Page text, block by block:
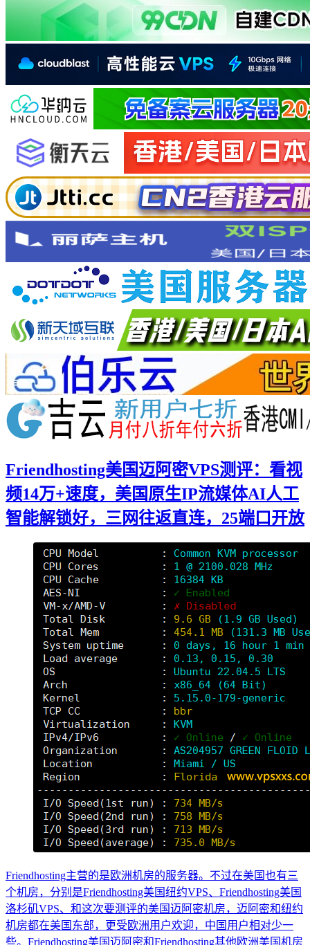
Friendhosting美国迈阿密VPS测评：看视
频14万+速度，美国原生IP流媒体AI人工
智能解锁好，三网往返直连，25端口开放
Friendhosting主营的是欧洲机房的服务器。不过在美国也有三
个机房，分别是Friendhosting美国纽约VPS、Friendhosting美国
洛杉矶VPS、和这次要测评的美国迈阿密机房，迈阿密和纽约
机房都在美国东部，更受欧洲用户欢迎，中国用户相对少一
些。Friendhosting美国迈阿密和Friendhosting其他欧洲美国机房